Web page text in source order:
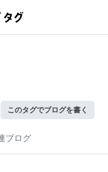
このタグでブログを書く
ブログ